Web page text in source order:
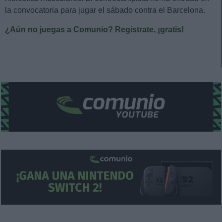
la convocatoria para jugar el sábado contra el Barcelona.
¿Aún no juegas a Comunio? Regístrate, ¡gratis!